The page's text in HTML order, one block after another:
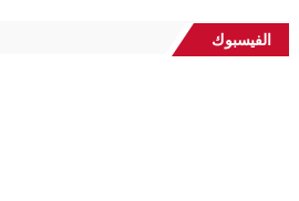
الفيسبوك